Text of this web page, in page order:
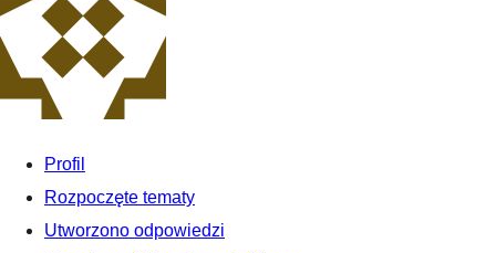
Profil
Rozpoczęte tematy
Utworzono odpowiedzi